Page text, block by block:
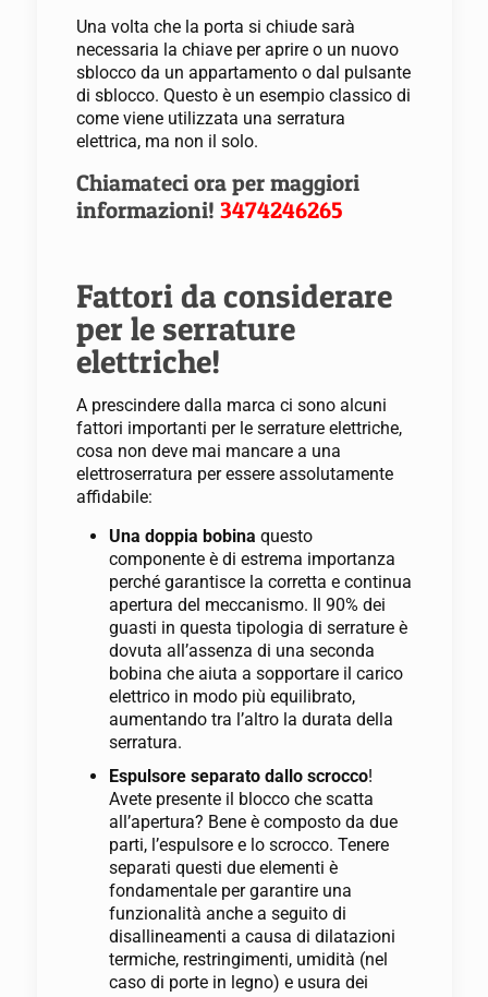
Una volta che la porta si chiude sarà
necessaria la chiave per aprire o un nuovo
sblocco da un appartamento o dal pulsante
di sblocco. Questo è un esempio classico di
come viene utilizzata una serratura
elettrica, ma non il solo.
Chiamateci ora per maggiori
informazioni! 3474246265
Fattori da considerare
per le serrature
elettriche!
A prescindere dalla marca ci sono alcuni
fattori importanti per le serrature elettriche,
cosa non deve mai mancare a una
elettroserratura per essere assolutamente
affidabile:
Una doppia bobina questo
componente è di estrema importanza
perché garantisce la corretta e continua
apertura del meccanismo. Il 90% dei
guasti in questa tipologia di serrature è
dovuta all’assenza di una seconda
bobina che aiuta a sopportare il carico
elettrico in modo più equilibrato,
aumentando tra l’altro la durata della
serratura.
Espulsore separato dallo scrocco!
Avete presente il blocco che scatta
all’apertura? Bene è composto da due
parti, l’espulsore e lo scrocco. Tenere
separati questi due elementi è
fondamentale per garantire una
funzionalità anche a seguito di
disallineamenti a causa di dilatazioni
termiche, restringimenti, umidità (nel
caso di porte in legno) e usura dei